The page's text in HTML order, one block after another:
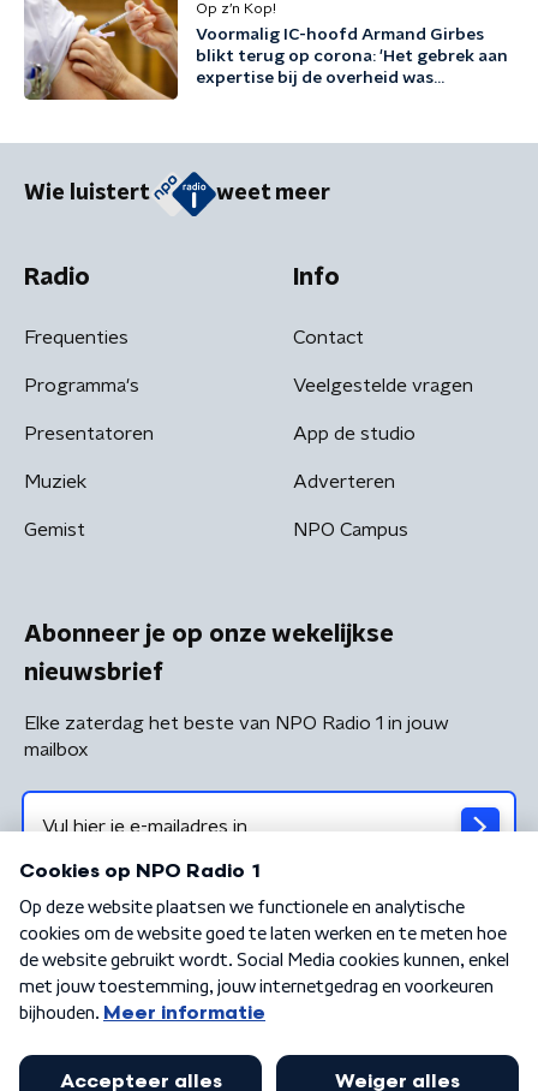
Op z’n Kop!
Voormalig IC-hoofd Armand Girbes
blikt terug op corona: 'Het gebrek aan
expertise bij de overheid was
Wie luistert weet meer
Radio
Frequenties
Programma's
Presentatoren
Muziek
Gemist
Info
Contact
Veelgestelde vragen
App de studio
Adverteren
NPO Campus
Abonneer je op onze wekelijkse
nieuwsbrief
Elke zaterdag het beste van NPO Radio 1 in jouw
mailbox
Algemene voorwaarden